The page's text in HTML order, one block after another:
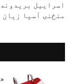
اسراییل
منځنۍ آسیا زیان